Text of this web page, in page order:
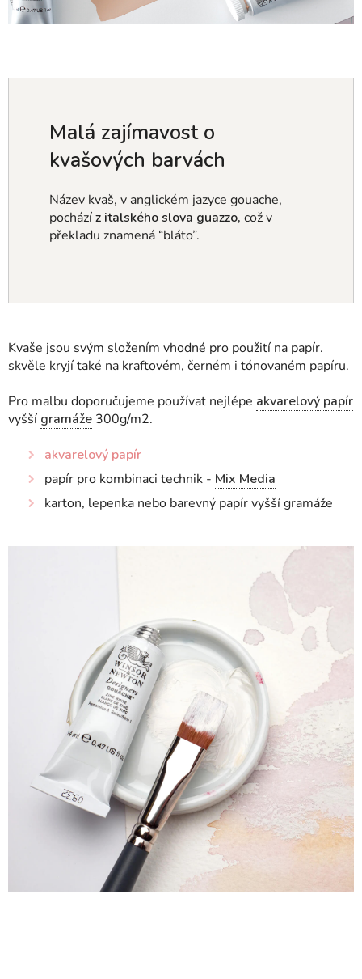
Malá zajímavost o
kvašových barvách
Název kvaš, v anglickém jazyce gouache,
pocházíz italského slova guazzo, což v
překladu znamená “bláto”.
Kvaše jsou svým složením vhodné pro použití na papír.
skvěle kryjí také na kraftovém, černém i tónovaném papíru.
Pro malbu doporučujeme používat nejlépe akvarelový papír
vyšší gramáže 300g/m2.
akvarelový papír
papír pro kombinaci technik - Mix Media
karton, lepenka nebo barevný papír vyšší gramáže